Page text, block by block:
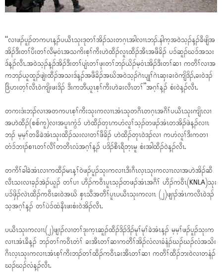
“လၢဖၣ်ပူၣ်တကပၤန့ၣ်ပယီၤသုးဒုတၢ်အိၣ်သးတဂ့ၤအါလၢၤဘၣ်.နါက့အဝဲသ့ၣ်န့ၣ်ခီဖျိအ
အိၣ်ဒီးတၢ်ပီးတၢ်လီမ့ဝံၤအသကိးစ့ၢ်ကီးဟဲထီၣ်လူၤထီၣ်အီၤအဖီခိၣ် ပၥ်ဆူၣ်ဃၥ်အသး
ဒ်န့ၣ်လီၤ.အဝဲသ့ၣ်န့ၣ်အိၣ်ဒီးတၢ်ပျံၤတၢ်ဖုးတၢ်ဘၣ်ယိၣ်မ့ဝံၤအိၣ်ဒီးတၢ်ဆၢ ကတီၢ်လၢအ
ကဘၣ်ယူထူၣ်ဖျဲးထီၣ်အသးဒ်န့ၣ်အဖီခိၣ်အဃိအဝဲသ့ၣ်ဂဲၤပျုၢ်ဂဲၤဆှးခးဝဲကျိဒိၣ်,ခးဝဲဒၣ်
ဒြိဟးတ့ၢ်လီၤဝဲကျိးဖးဒိၣ် ဒီးကဘီယူၤစ့ၢ်ကီးဟဲခးလီၤတၢ်”အဂ့ၢ်န့ၣ် စံးဝဲန့ၣ်လီၤ.
တကးဒံးဘၣ်လၢအတကပၤစ့ၢ်ကီးသုးကလၢၤအံၤသုတဂီၤတဂ့ၤအဂီၢ်ပယီၤသုးကျိၤလၢ
အဟဲထီၣ်(စစ်ကူ)လၢအပူၤကွံၥ် ဟဲထီၣ်တုၤကဟံလူၢ်သ့ၣ်တဖၣ်အံၤတအိၣ်ဖဲန့ၣ်လၢၤ
ဘၣ် မ့မ့ၢ်တခီခဲအံၤသုးထီၣ်သးလၢတၢ်ဖီခိၣ် ဟဲထီၣ်တုၤဝဲဒၣ်လၢ ကဟံလူၢ်ဒီးကတၢ
တံၥ်ဘၢၣ်စၢၤတၢ်လီၢ်တတီၤလံအဂ့ၢ်န့ၣ် ပဒိၣ်စီၤရီဘ့ၤမူ စံးအါထီၣ်ဝဲန့ၣ်လီၤ.
တကီၢ်ခါခဲအံၤလၢကထီၣ်မၤန့ၢ်ဝဲဖၣ်ပူၣ်သုးကလၢၤဒီးဂီၤလ့ၤသုးကလၢၤလၢအဟဲအိၣ်ဆီ
လီၤသးလၢခ့ၣ်အဲၣ်ယူၣ် တၢ်ပၢ ဟီၣ်ကဝီၤပူၤသ့ၣ်တဖၣ်အံၤအဂီၢ် ဟီၣ်ကဝီၤ(KNLA)သုး
ပၥ်ဖှိၣ်လဲၤထီၣ်ကဝီၤခးဝဲအဃိ စှၤသီအတီၢ်ပူၤပယီၤသုးကလၢၤ (၂)ဖျၢၣ်အံၤကလီၤဝဲဒၣ်
သ့အဂ့ၢ်န့ၣ် တၢ်ပဲၥ်ထံနီၤဖးစံးဝဲအိၣ်လီၤ.
ပယီၤသုးကလၢၤ(၂)ဖျၢၣ်လၢတၢ်ဒုးက့ၤဆူၣ်ထီၣ်ဒိၣ်ဒိၣ်မုၢ်မုၢ်ခဲအံၤန့ၣ် မ့မ့ၢ်ဖၣ်ပူၣ်သုးက
လၢၤအံၤခီန့ၣ် ဘၣ်တၢ်ကဝီၤတံၢ် ခးအီၤတၢ်ဆၢကတီၢ်အိၣ်လံလၢခံနံၣ်ဃၣ်ဃၣ်လံအသိး
ဂီၤလ့ၤသုးကလၢၤအံၤစ့ၢ်ကီးဘၣ်တၢ်ထီၣ်ကဝီၤခးအီၤတၢ်ဆၢ ကတီၢ်ထီၣ်ဘးဝဲလၢတနံၣ်
ဃၣ်ဃၣ်လံန့ၣ်လီၤ.